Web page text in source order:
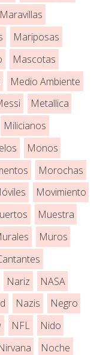
Maravillas
Mariposas
Mascotas
Medio Ambiente
Metallica
Milicianos
Monos
Morochas
Movimiento
Muestra
Muros
Nariz
NASA
Nazis
Negro
NFL
Nido
Noche